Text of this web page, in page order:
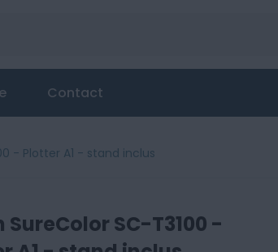
Contact
- Plotter A1 - stand inclus
SureColor SC-T3100 -